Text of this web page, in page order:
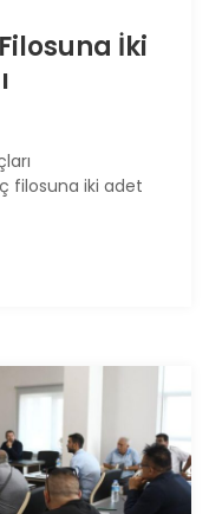
İki
filosuna iki adet